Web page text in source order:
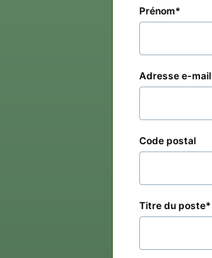
Prénom
Adresse e-mail
Code postal
Titre du poste